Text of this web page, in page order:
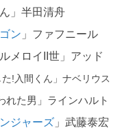
」半田清舟
ン 」ファフニール
メロイII世」アッド
た!入間くん」ナベリウス
れた男」ラインハルト
ジャーズ」武藤泰宏